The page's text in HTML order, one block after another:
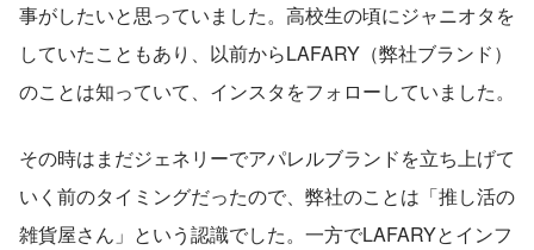
事がしたいと思っていました。高校生の頃にジャニオタを
していたこともあり、以前からLAFARY（弊社ブランド）
のことは知っていて、インスタをフォローしていました。
その時はまだジェネリーでアパレルブランドを立ち上げて
いく前のタイミングだったので、弊社のことは「推し活の
雑貨屋さん」という認識でした。一方でLAFARYとインフ